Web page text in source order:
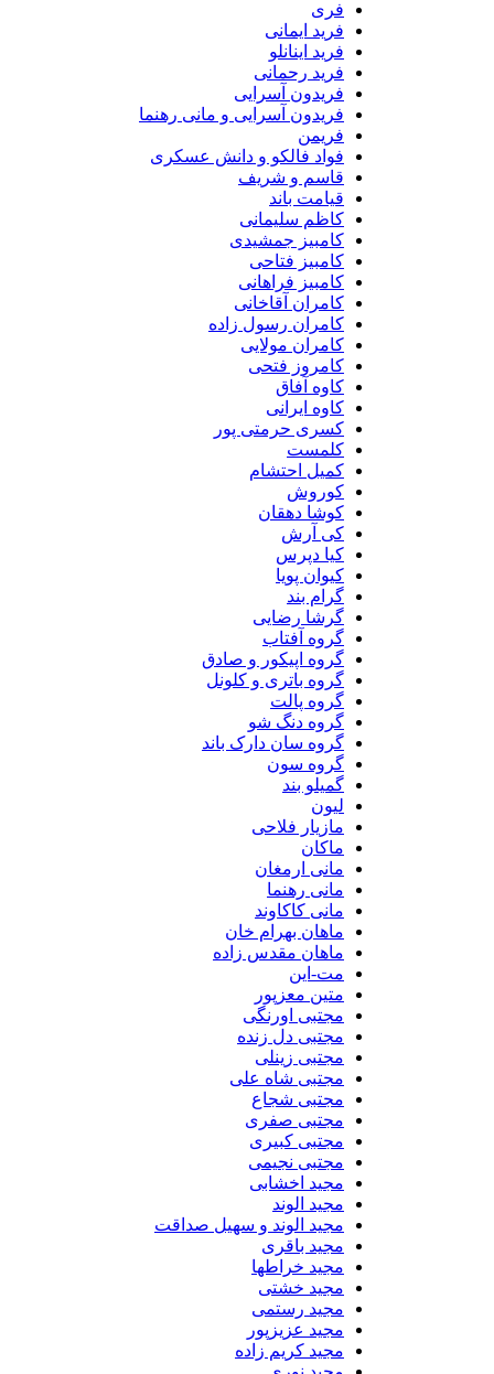
فرید ایمانی
فرید اینانلو
فرید رحمانی
فریدون آسرایی
فریدون آسرایی و مانی رهنما
فواد فالکو و دانش عسکری
قاسم و شریف
قیامت باند
کاظم سلیمانی
کامبیز جمشیدی
کامبیز فتاحی
کامبیز فراهانی
کامران آقاخانی
کامران رسول زاده
کامران مولایی
کامروز فتحی
کاوه آفاق
کاوه ایرانی
کسری حرمتی پور
کلمست
کمیل احتشام
کوروش
کوشا دهقان
کی آرش
کیا دپرس
کیوان پویا
گرام بند
گرشا رضایی
گروه آفتاب
گروه اپیکور و صادق
گروه باتری و کلونل
گروه پالت
گروه دنگ شو
گروه سان دارک باند
گروه سون
گمیلو بند
مازیار فلاحی
مانی ارمغان
مانی رهنما
مانی کاکاوند
ماهان بهرام خان
ماهان مقدس زاده
مت-این
متین معزپور
مجتبی اورنگی
مجتبی دل زنده
مجتبی زینلی
مجتبی شاه علی
مجتبی شجاع
مجتبی صفری
مجتبی کبیری
مجتبی نجیمی
مجید اخشابی
مجید الوند‎
مجید الوند و سهیل صداقت
مجید باقری
مجید خراطها
مجید خشتی
مجید رستمی
مجید عزیزپور
مجید کریم زاده